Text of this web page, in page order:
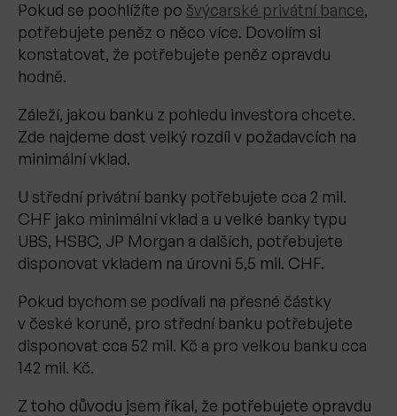
Pokud se poohlížíte po švýcarské privátní bance,
potřebujete peněz o něco více. Dovolím si
konstatovat, že potřebujete peněz opravdu
hodně.
Záleží, jakou banku z pohledu investora chcete.
Zde najdeme dost velký rozdíl v požadavcích na
minimální vklad.
U střední privátní banky potřebujete cca 2 mil.
CHF jako minimální vklad a u velké banky typu
UBS, HSBC, JP Morgan a dalších, potřebujete
disponovat vkladem na úrovni 5,5 mil. CHF.
Pokud bychom se podívali na přesné částky
v české koruně, pro střední banku potřebujete
disponovat cca 52 mil. Kč a pro velkou banku cca
142 mil. Kč.
Z toho důvodu jsem říkal, že potřebujete opravdu